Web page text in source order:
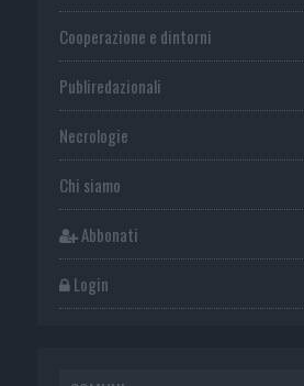
Cooperazione e dintorni
Publiredazionali
Necrologie
Chi siamo
Abbonati
Login